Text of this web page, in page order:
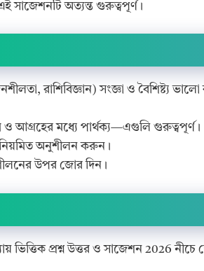
সাজেশনটি অত্যন্ত গুরুত্বপূর্ণ।
রাশিবিজ্ঞান) সংজ্ঞা ও বৈশিষ্ট্য
ও আগ্রহের মধ্যে পার্থক্য—এগুলি গুরুত্বপূর্ণ।
নিয়মিত অনুশীলন করুন।
উপর জোর দিন।
ভিত্তিক প্রশ্ন উত্তর ও সাজেশন 2026 নীচে